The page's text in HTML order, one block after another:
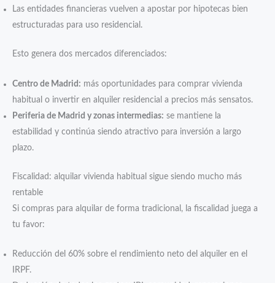
Las entidades financieras vuelven a apostar por hipotecas bien
estructuradas para uso residencial.
Esto genera dos mercados diferenciados:
Centro de Madrid: más oportunidades para comprar vivienda
habitual o invertir en alquiler residencial a precios más sensatos.
Periferia de Madrid y zonas intermedias: se mantiene la
estabilidad y continúa siendo atractivo para inversión a largo
plazo.
Fiscalidad: alquilar vivienda habitual sigue siendo mucho más
rentable
Si compras para alquilar de forma tradicional, la fiscalidad juega a
tu favor:
Reducción del 60% sobre el rendimiento neto del alquiler en el
IRPF.